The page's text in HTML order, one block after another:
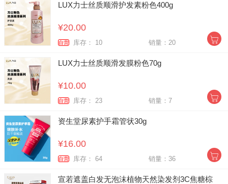
LUX力士丝质顺滑护发素粉色400g
¥20.00
自营 库存： 10 销量：20
LUX力士丝质顺滑发膜粉色70g
¥10.00
自营 库存： 23 销量：7
资生堂尿素护手霜管状30g
¥16.00
自营 库存： 64 销量：36
宣若遮盖白发无泡沫植物天然染发剂3C焦糖棕